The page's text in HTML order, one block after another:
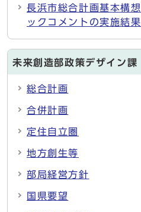
長浜市総合計画基本構
ックコメントの実施結果
未来創造部政策デザイン課
総合計画
合併計画
定住自立圏
地方創生等
部局経営方針
国県要望